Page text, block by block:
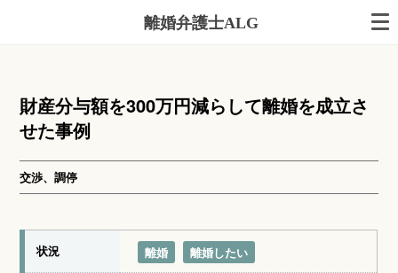
離婚弁護士ALG
財産分与額を300万円減らして離婚を成立さ
せた事例
交渉、調停
状況 離婚 離婚したい